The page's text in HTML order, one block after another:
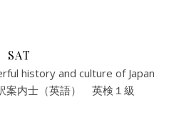
SAT
history and culture of Japan
内士（英語） 英検１級